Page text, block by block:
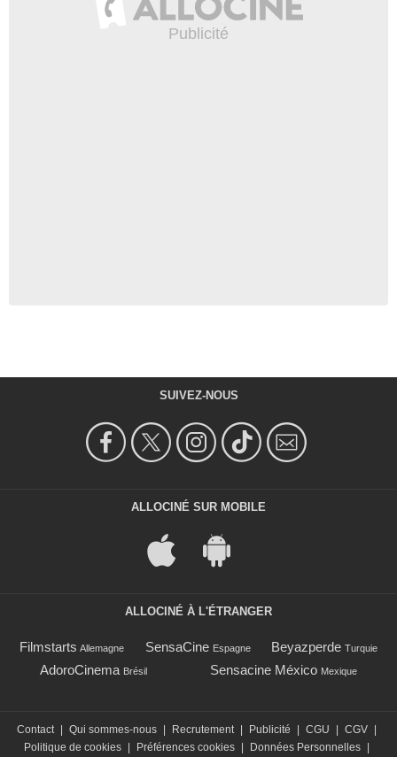
SUIVEZ-NOUS
ALLOCINÉ SUR MOBILE
ALLOCINÉ À L'ÉTRANGER
Filmstarts Allemagne SensaCine Espagne Beyazperde Turquie
AdoroCinema Brésil Sensacine México Mexique
Contact | Qui sommes-nous | Recrutement | Publicité | CGU | CGV |
Politique de cookies | Préférences cookies | Données Personnelles |